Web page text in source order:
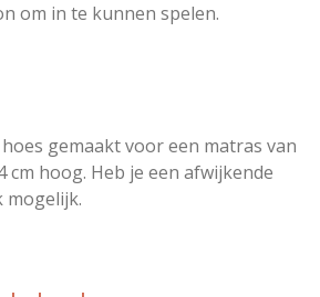
om in te kunnen spelen.
gemaakt voor een matras van
cm hoog. Heb je een afwijkende
mogelijk.